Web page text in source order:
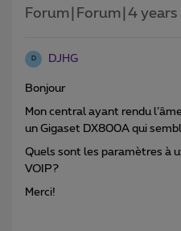
Forum|Forum|4 years
D DJHG
Bonjour
Mon central ayant rendu
un Gigaset DX800A qui
Quels sont les paramètres à
VOIP?
Merci!